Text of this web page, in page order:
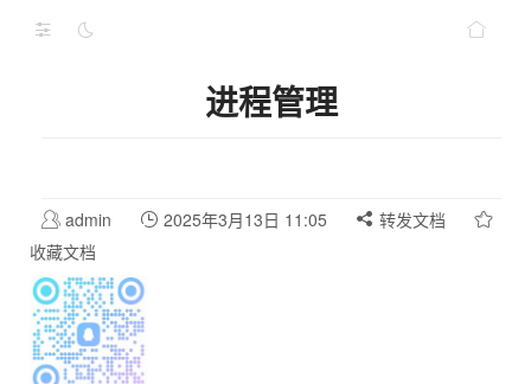
进程管理
admin 2025年3月13日 11:05
转发文档
收藏文档